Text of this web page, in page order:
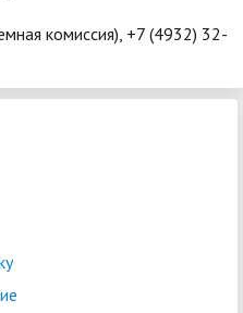
комиссия), +7 (4932) 32-